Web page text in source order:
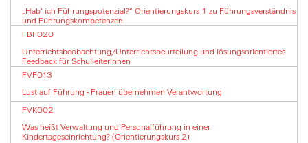
„Hab‘ ich Führungspotenzial?“ Orientierungskurs 1 zu Führungsverständnis
und Führungskompetenzen
FBF020
Unterrichtsbeobachtung/Unterrichtsbeurteilung und lösungsorientiertes
Feedback für SchulleiterInnen
FVF013
Lust auf Führung - Frauen übernehmen Verantwortung
FVK002
Was heißt Verwaltung und Personalführung in einer
Kindertageseinrichtung? (Orientierungskurs 2)